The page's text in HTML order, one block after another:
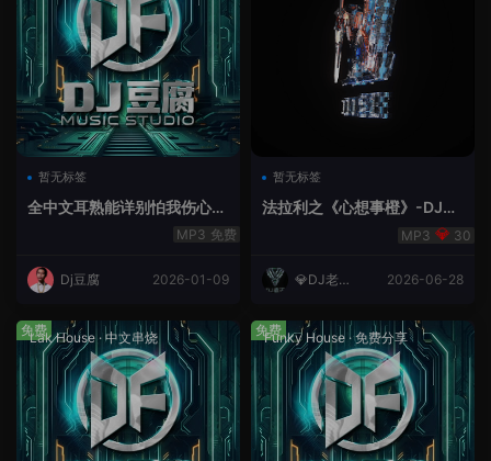
暂无标签
全中文耳熟能详别怕我伤心
爱的代价lakHouse专辑v59R
免费
Dj豆腐 2026-01-09
暂无标签
法拉利之《心想事橙》-DJ老
30
💎DJ老王
2026-06-28
Lak House · 中文串烧
免费 Funky House ·免费分享
免费